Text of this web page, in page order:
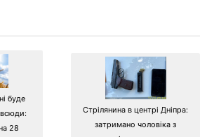
буде
28
Стрілянина в центрі Дніпра:
затримано чоловіка з